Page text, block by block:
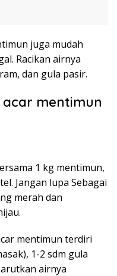
juga mudah
Racikan airnya
dan gula pasir.
mentimun
1 kg mentimun,
Jangan lupa Sebagai
merah dan
mentimun terdiri
1-2 sdm gula
airnya